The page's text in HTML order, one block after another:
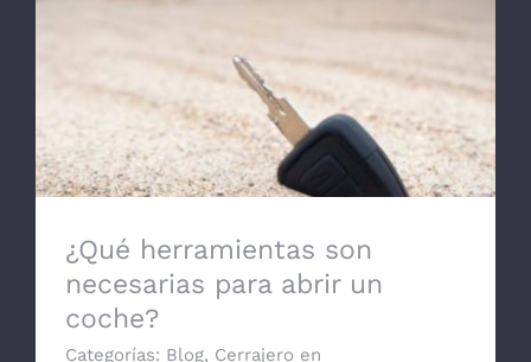
¿Qué herramientas son necesarias para
abrir un coche?
¿Qué herramientas son
necesarias para abrir un
coche?
Categorías: Blog, Cerrajero en